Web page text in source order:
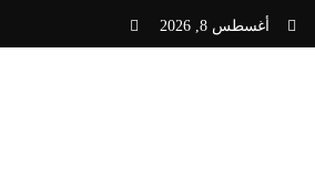
التجاوز
أغسطس 8, 2026